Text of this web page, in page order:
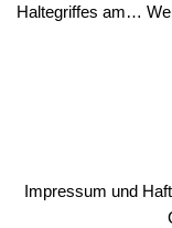
Haltegriffes am…
Impressum und